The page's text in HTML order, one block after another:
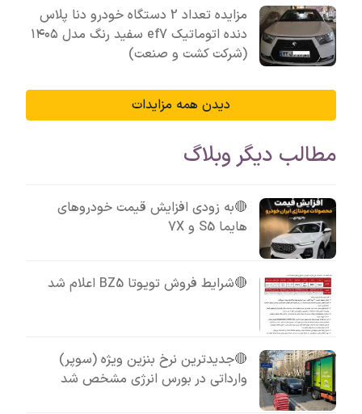
مزایده تعداد 2 دستگاه خودرو دنا پلاس
دنده اتوماتیک ef7 سفید رنگ مدل ۱۴۰۵
(شرکت کشت و صنعت)
دیدن همه مزایدات
مطالب دیگر وبلاگ
🔴به زودی افزایش قیمت خودروهای
هایما S5 و 7X
🔴شرایط فروش تویوتا BZ5 اعلام شد
🔴جدیدترین نرخ بنزین ویژه (سوپر)
وارداتی در بورس انرژی مشخص شد